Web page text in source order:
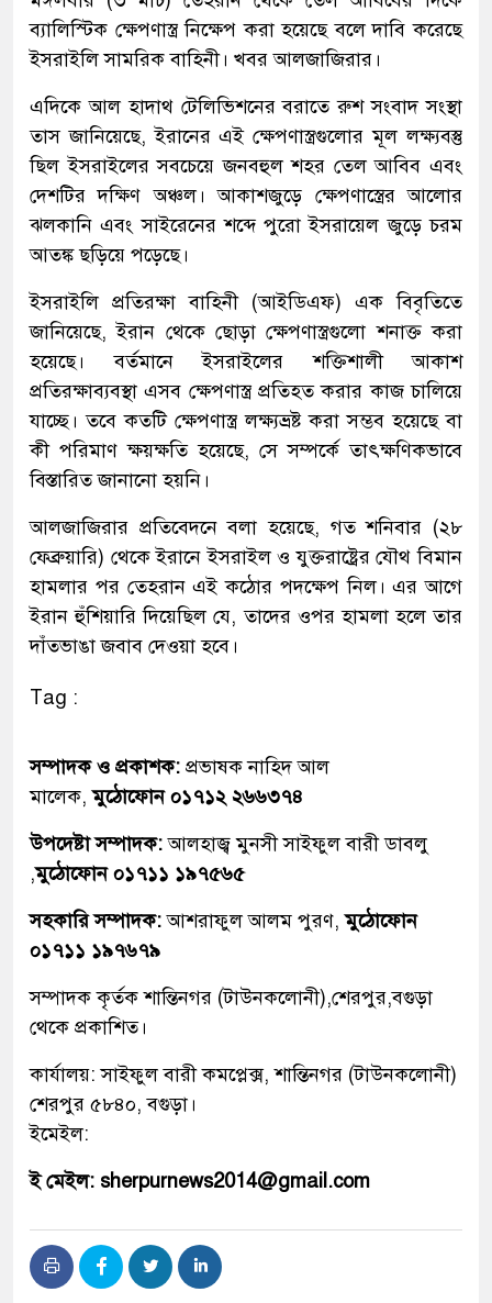
ব্যালিস্টিক ক্ষেপণাস্ত্র নিক্ষেপ করা হয়েছে বলে দাবি করেছে
ইসরাইলি সামরিক বাহিনী। খবর আলজাজিরার।
এদিকে আল হাদাথ টেলিভিশনের বরাতে রুশ সংবাদ সংস্থা
তাস জানিয়েছে, ইরানের এই ক্ষেপণাস্ত্রগুলোর মূল লক্ষ্যবস্তু
ছিল ইসরাইলের সবচেয়ে জনবহুল শহর তেল আবিব এবং
দেশটির দক্ষিণ অঞ্চল। আকাশজুড়ে ক্ষেপণাস্ত্রের আলোর
ঝলকানি এবং সাইরেনের শব্দে পুরো ইসরায়েল জুড়ে চরম
আতঙ্ক ছড়িয়ে পড়েছে।
ইসরাইলি প্রতিরক্ষা বাহিনী (আইডিএফ) এক বিবৃতিতে
জানিয়েছে, ইরান থেকে ছোড়া ক্ষেপণাস্ত্রগুলো শনাক্ত করা
হয়েছে। বর্তমানে ইসরাইলের শক্তিশালী আকাশ
প্রতিরক্ষাব্যবস্থা এসব ক্ষেপণাস্ত্র প্রতিহত করার কাজ চালিয়ে
যাচ্ছে। তবে কতটি ক্ষেপণাস্ত্র লক্ষ্যভ্রষ্ট করা সম্ভব হয়েছে বা
কী পরিমাণ ক্ষয়ক্ষতি হয়েছে, সে সম্পর্কে তাৎক্ষণিকভাবে
বিস্তারিত জানানো হয়নি।
আলজাজিরার প্রতিবেদনে বলা হয়েছে, গত শনিবার (২৮
ফেব্রুয়ারি) থেকে ইরানে ইসরাইল ও যুক্তরাষ্ট্রের যৌথ বিমান
হামলার পর তেহরান এই কঠোর পদক্ষেপ নিল। এর আগে
ইরান হুঁশিয়ারি দিয়েছিল যে, তাদের ওপর হামলা হলে তার
দাঁতভাঙা জবাব দেওয়া হবে।
Tag :
সম্পাদক ও প্রকাশক: প্রভাষক নাহিদ আল
মালেক,মুঠোফোন ০১৭১২ ২৬৬৩৭৪
উপদেষ্টা সম্পাদক:আলহাজ্ব মুনসী সাইফুল বারী ডাবলু
,মুঠোফোন ০১৭১১ ১৯৭৫৬৫
সহকারি সম্পাদক:আশরাফুল আলম পুরণ,মুঠোফোন
০১৭১১ ১৯৭৬৭৯
সম্পাদক কৃর্তক শান্তিনগর (টাউনকলোনী),শেরপুর,বগুড়া
থেকে প্রকাশিত।
কার্যালয়: সাইফুল বারী কমপ্লেক্স, শান্তিনগর (টাউনকলোনী)
শেরপুর ৫৮৪০, বগুড়া।
ইমেইল:
ই মেইল: sherpurnews2014@gmail.com